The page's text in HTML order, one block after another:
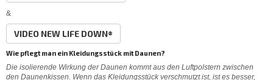
&
VIDEO NEW LIFE DOWN®
Wie pflegt man ein Kleidungsstück mit Daunen?
Die isolierende Wirkung der Daunen kommt aus den Luftpolstern zwischen
den Daunenkissen. Wenn das Kleidungsstück verschmutzt ist, ist es besser,